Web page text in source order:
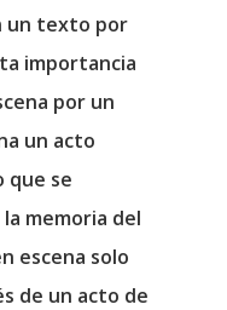
un texto por
importancia
por un
un acto
que se
memoria del
escena solo
de un acto de